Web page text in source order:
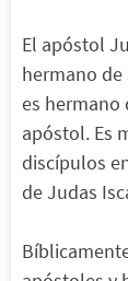
El apóstol
hermano de
es hermano
apóstol. Es
discípulos
de Judas